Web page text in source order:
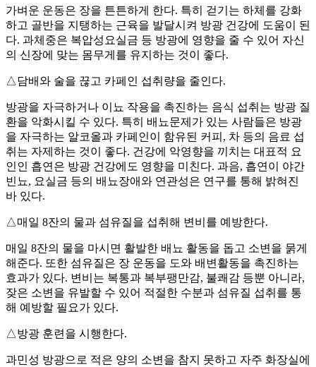
가벼운 운동은 장을 튼튼하게 한다. 특히 걷기는 하체를 강화
하고 골반을 지탱하는 근육을 발달시켜 방광 건강에 도움이 된
다. 과체중은 복압성요실금 등 방광에 영향을 줄 수 있어 자신
의 신장에 맞는 몸무게를 유지하는 것이 좋다.
△담배와 술을 끊고 카페인 섭취량을 줄인다.
방광을 자극하거나 이뇨 작용을 촉진하는 음식 섭취는 방광 질
환을 악화시킬 수 있다. 특히 배뇨문제가 있는 사람들은 방광
을 자극하는 알코올과 카페인이 함유된 커피, 차 등의 음료 섭
취는 자제하는 것이 좋다. 건강에 악영향을 끼치는 대표적 요
인인 흡연은 방광 건강에도 영향을 미친다. 과음, 흡연이 야간
빈뇨, 요실금 등의 배뇨장애와 연관성은 연구를 통해 밝혀진
바 있다.
△매일 8잔의 물과 섬유질을 섭취해 변비를 예방한다.
매일 8잔의 물을 마시면 활발한 배뇨 활동을 돕고 소변을 묽게
해준다. 또한 섬유질은 장 운동을 도와 배변활동을 촉진하는
효과가 있다. 변비는 복통과 복부팽만감, 불쾌감 등뿐 아니라,
잦은 소변을 유발할 수 있어 적절한 수분과 섬유질 섭취를 통
해 예방할 필요가 있다.
△방광 훈련을 시행한다.
과민성 방광으로 적은 양의 소변을 참지 못하고 자주 화장실에